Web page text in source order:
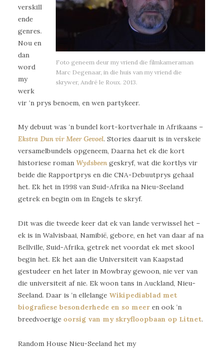
Foto geneem deur my vriend die filmkameraman
Marc Degenaar, in die huis van my vriend die
skrywer, André le Roux. 2013.
verskill
ende
genres.
Nou en
dan
word
my
werk
vir ‘n prys benoem, en wen partykeer.
My debuut was ‘n bundel kort-kortverhale in Afrikaans –
Ekstra Dun vir Meer Gevoel. Stories daaruit is in verskeie
versamelbundels opgeneem, Daarna het ek die kort
historiese roman Wydsbeen geskryf, wat die kortlys vir
beide die Rapportprys en die CNA-Debuutprys gehaal
het. Ek het in 1998 van Suid-Afrika na Nieu-Seeland
getrek en begin om in Engels te skryf.
Dit was die tweede keer dat ek van lande verwissel het –
ek is in Walvisbaai, Namibië, gebore, en het van daar af na
Bellville, Suid-Afrika, getrek net voordat ek met skool
begin het. Ek het aan die Universiteit van Kaapstad
gestudeer en het later in Mowbray gewoon, nie ver van
die universiteit af nie. Ek woon tans in Auckland, Nieu-
Seeland. Daar is ‘n ellelange Wikipediablad met
biografiese besonderhede en so meer en ook ‘n
breedvoerige oorsig van my skryfloopbaan op Litnet.
Random House Nieu-Seeland het my